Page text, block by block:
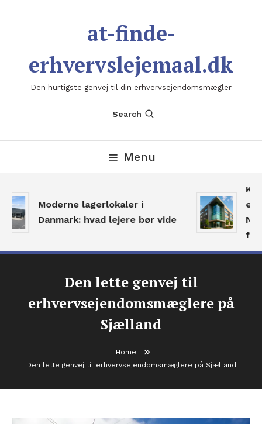
at-finde-
erhvervslejemaal.dk
Den hurtigste genvej til din erhvervsejendomsmægler
Search
Menu
Moderne lagerlokaler i
Danmark: hvad lejere bør vide
for
Den lette genvej til
erhvervsejendomsmæglere på
Sjælland
Home
Den lette genvej til erhvervsejendomsmæglere på Sjælland